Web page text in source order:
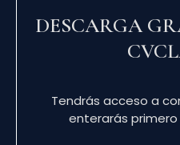
DESCARGA
Tendrás acceso a
enterarás